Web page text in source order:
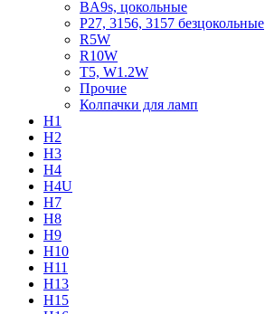
BA9s, цокольные
P27, 3156, 3157 безцокольные
R5W
R10W
T5, W1.2W
Прочие
Колпачки для ламп
H1
H2
H3
H4
H4U
H7
H8
H9
H10
H11
H13
H15